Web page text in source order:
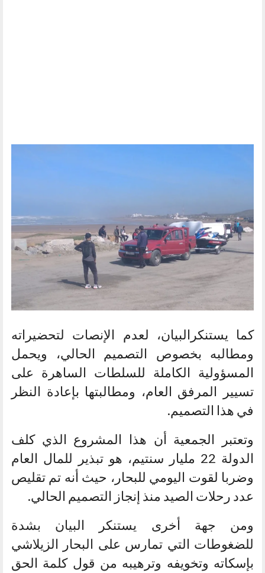
كما يستنكرالبيان، لعدم الإنصات لتحضيراته
ومطالبه بخصوص التصميم الحالي، ويحمل
المسؤولية الكاملة للسلطات الساهرة على
تسيير المرفق العام، ومطالبتها بإعادة النظر
في هذا التصميم.
وتعتبر الجمعية أن هذا المشروع الذي كلف
الدولة 22 مليار سنتيم، هو تبذير للمال العام
وضربا لقوت اليومي للبحار، حيث أنه تم تقليص
عدد رحلات الصيد منذ إنجاز التصميم الحالي.
ومن جهة أخرى يستنكر البيان بشدة
للضغوطات التي تمارس على البحار الزيلاشي
بإسكاته وتخويفه وترهيبه من قول كلمة الحق